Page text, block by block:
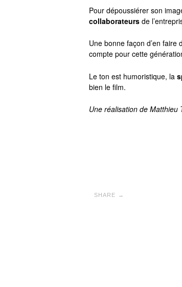
Pour dépoussiérer son
collaborateurs de
Une bonne façon d’en faire
compte pour cette
Le ton est humoristique, la
bien le film.
Une réalisation de Matthieu
SHARE →